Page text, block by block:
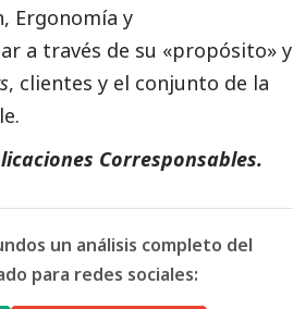
Ergonomía y
a través de su «propósito» y
, clientes y el conjunto de la
Corresponsables.
un análisis completo del
para redes sociales: